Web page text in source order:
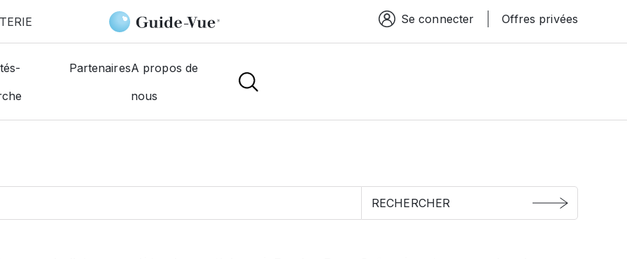
Espace connexion
Se connecter Offres privées
PartenairesA propos de
nous
àBar-Le-Duc